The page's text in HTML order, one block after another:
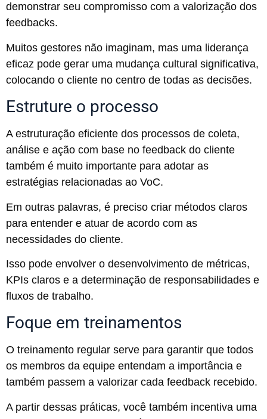
demonstrar seu compromisso com a valorização dos
feedbacks.
Muitos gestores não imaginam, mas uma liderança
eficaz pode gerar uma mudança cultural significativa,
colocando o cliente no centro de todas as decisões.
Estruture o processo
A estruturação eficiente dos processos de coleta,
análise e ação com base no feedback do cliente
também é muito importante para adotar as
estratégias relacionadas ao VoC.
Em outras palavras, é preciso criar métodos claros
para entender e atuar de acordo com as
necessidades do cliente.
Isso pode envolver o desenvolvimento de métricas,
KPIs claros e a determinação de responsabilidades e
fluxos de trabalho.
Foque em treinamentos
O treinamento regular serve para garantir que todos
os membros da equipe entendam a importância e
também passem a valorizar cada feedback recebido.
A partir dessas práticas, você também incentiva uma